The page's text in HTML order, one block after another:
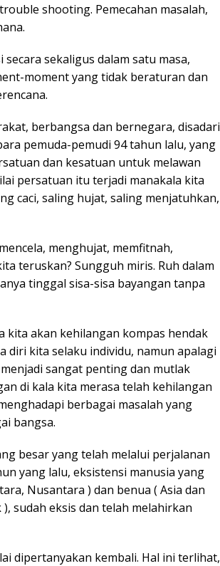
shooting. Pemecahan masalah,
sekaligus dalam satu masa,
moment yang tidak beraturan dan
berbangsa dan bernegara, disadari
pemuda-pemudi 94 tahun lalu, yang
dan kesatuan untuk melawan
persatuan itu terjadi manakala kita
caci, saling hujat, saling menjatuhkan,
menghujat, memfitnah,
teruskan? Sungguh miris. Ruh dalam
tinggal sisa-sisa bayangan tanpa
kita akan kehilangan kompas hendak
diri kita selaku individu, namun apalagi
sangat penting dan mutlak
di kala kita merasa telah kehilangan
berbagai masalah yang
bangsa.
besar yang telah melalui perjalanan
yang lalu, eksistensi manusia yang
Nusantara ) dan benua ( Asia dan
sudah eksis dan telah melahirkan
dipertanyakan kembali. Hal ini terlihat,